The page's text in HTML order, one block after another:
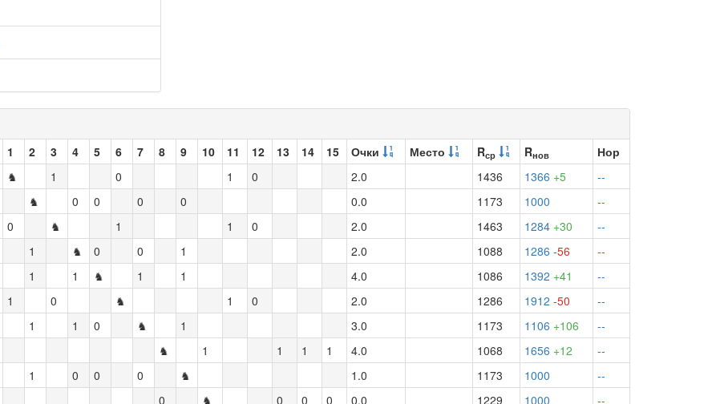
1 2 3 4 5 6 7 8 9 10 11 12 13 14 15 Очки Место Rср Rнов
Нор
♞ 1 0 1 0 2.0 1436 1366 +5
--
♞ 0 0 0 0 0.0 1173 1000
--
0 ♞ 1 1 0 2.0 1463 1284 +30
--
1 ♞ 0 0 1 2.0 1088 1286 -56
--
1 1 ♞ 1 1 4.0 1086 1392 +41
--
1 0 ♞ 1 0 2.0 1286 1912 -50
--
1 1 0 ♞ 1 3.0 1173 1106 +106
--
♞ 1 1 1 1 4.0 1068 1656 +12
--
1 0 0 0 ♞ 1.0 1173 1000
--
0 ♞ 0 0 0 0.0 1229 1000 --